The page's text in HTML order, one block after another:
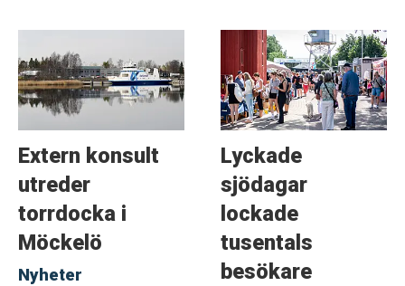
Extern konsult
utreder
torrdocka i
Möckelö
Nyheter
Lyckade
sjödagar
lockade
tusentals
besökare